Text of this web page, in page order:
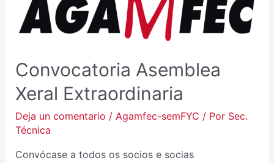
Convocatoria Asemblea
Xeral Extraordinaria
Deja un comentario / Agamfec-semFYC / Por Sec.
Técnica
Convócase a todos os socios e socias
XERAL
EXTRAORDINARIA